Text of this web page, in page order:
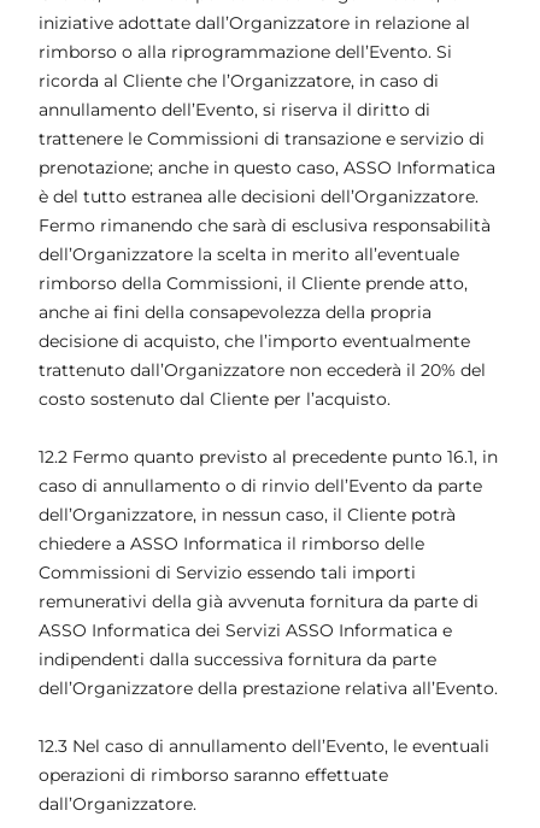
iniziative adottate dall’Organizzatore in relazione al
rimborso o alla riprogrammazione dell’Evento. Si
ricorda al Cliente che l’Organizzatore, in caso di
annullamento dell’Evento, si riserva il diritto di
trattenere le Commissioni di transazione e servizio di
prenotazione; anche in questo caso, ASSO Informatica
è del tutto estranea alle decisioni dell’Organizzatore.
Fermo rimanendo che sarà di esclusiva responsabilità
dell’Organizzatore la scelta in merito all’eventuale
rimborso della Commissioni, il Cliente prende atto,
anche ai fini della consapevolezza della propria
decisione di acquisto, che l’importo eventualmente
trattenuto dall’Organizzatore non eccederà il 20% del
costo sostenuto dal Cliente per l’acquisto.
12.2 Fermo quanto previsto al precedente punto 16.1, in
caso di annullamento o di rinvio dell’Evento da parte
dell’Organizzatore, in nessun caso, il Cliente potrà
chiedere a ASSO Informatica il rimborso delle
Commissioni di Servizio essendo tali importi
remunerativi della già avvenuta fornitura da parte di
ASSO Informatica dei Servizi ASSO Informatica e
indipendenti dalla successiva fornitura da parte
dell’Organizzatore della prestazione relativa all’Evento.
12.3 Nel caso di annullamento dell’Evento, le eventuali
operazioni di rimborso saranno effettuate
dall’Organizzatore.